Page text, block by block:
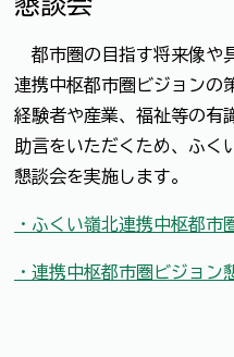
都市圏の目指す将来像や
連携中枢都市圏ビジョンの
経験者や産業、福祉等の有
助言をいただくため、ふく
懇談会を実施します。
・ふくい嶺北連携中枢都市
・連携中枢都市圏ビジョン